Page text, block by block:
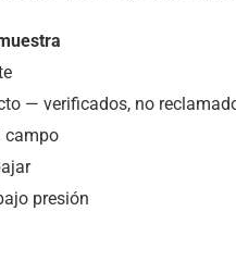
— verificados, no
campo
presión